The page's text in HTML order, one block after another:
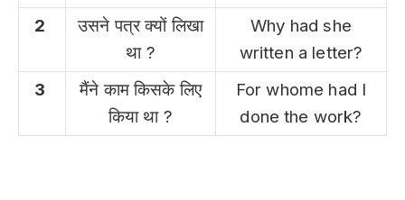
2
उसने पत्र क्यों लिखा
था ?
Why had she
written a letter?
3
मैंने काम किसके लिए
किया था ?
For whome had I
done the work?